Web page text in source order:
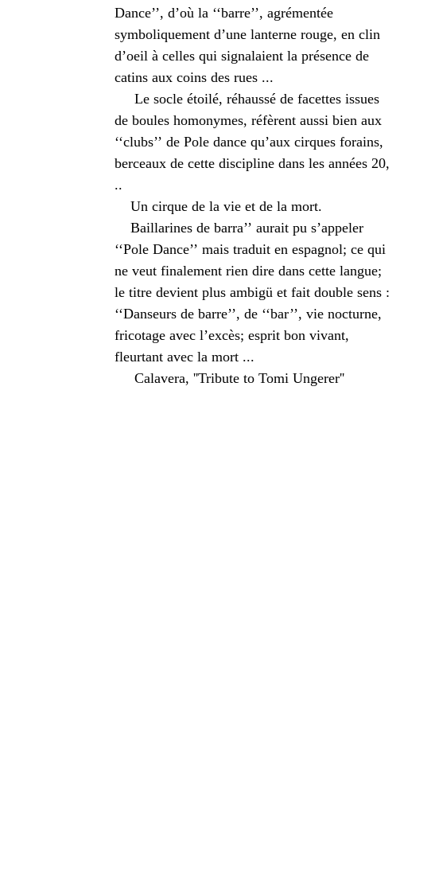
Dance’’, d’où la ‘‘barre’’, agrémentée
symboliquement d’une lanterne rouge, en clin
d’oeil à celles qui signalaient la présence de
catins aux coins des rues ...
Le socle étoilé, réhaussé de facettes issues
de boules homonymes, réfèrent aussi bien aux
‘‘clubs’’ de Pole dance qu’aux cirques forains,
berceaux de cette discipline dans les années 20,
..
Un cirque de la vie et de la mort.
Baillarines de barra’’ aurait pu s’appeler
‘‘Pole Dance’’ mais traduit en espagnol; ce qui
ne veut finalement rien dire dans cette langue;
le titre devient plus ambigü et fait double sens :
‘‘Danseurs de barre’’, de ‘‘bar’’, vie nocturne,
fricotage avec l’excès; esprit bon vivant,
fleurtant avec la mort ...
Calavera, ''Tribute to Tomi Ungerer''